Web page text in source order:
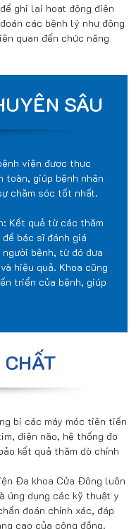
ghi lại hoạt động điện
các bệnh lý như động
quan đến chức năng
SÂU
viện được thực
toàn, giúp bệnh nhân
chăm sóc tốt nhất.
Kết quả từ các thăm
bác sĩ đánh giá
bệnh, từ đó đưa
hiệu quả. Khoa cũng
triển của bệnh, giúp
CHẤT
bị các máy móc tiên tiến
điện não, hệ thống đo
kết quả thăm dò chính
Đa khoa Cửa Đông luôn
ứng dụng các kỹ thuật y
đoán chính xác, đáp
cao của cộng đồng.